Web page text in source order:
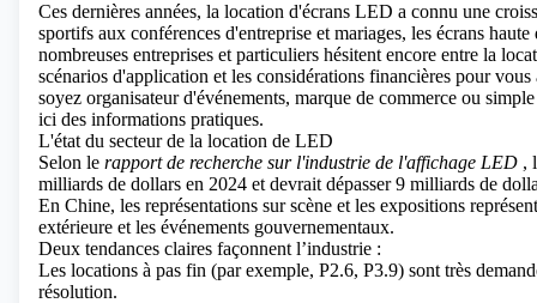
Ces dernières années, la location d'écrans LED a connu une
sportifs aux conférences d'entreprise et mariages, les écrans
nombreuses entreprises et particuliers hésitent encore entre la
scénarios d'application et les considérations financières pour
soyez organisateur d'événements, marque de commerce ou
ici des informations pratiques.
L'état du secteur de la location de LED
Selon le rapport de recherche sur l'industrie de l'affichage LED ,
milliards de dollars en 2024 et devrait dépasser 9 milliards de
En Chine, les représentations sur scène et les expositions
extérieure et les événements gouvernementaux.
Deux tendances claires façonnent l’industrie :
Les locations à pas fin (par exemple, P2.6, P3.9) sont très
résolution.